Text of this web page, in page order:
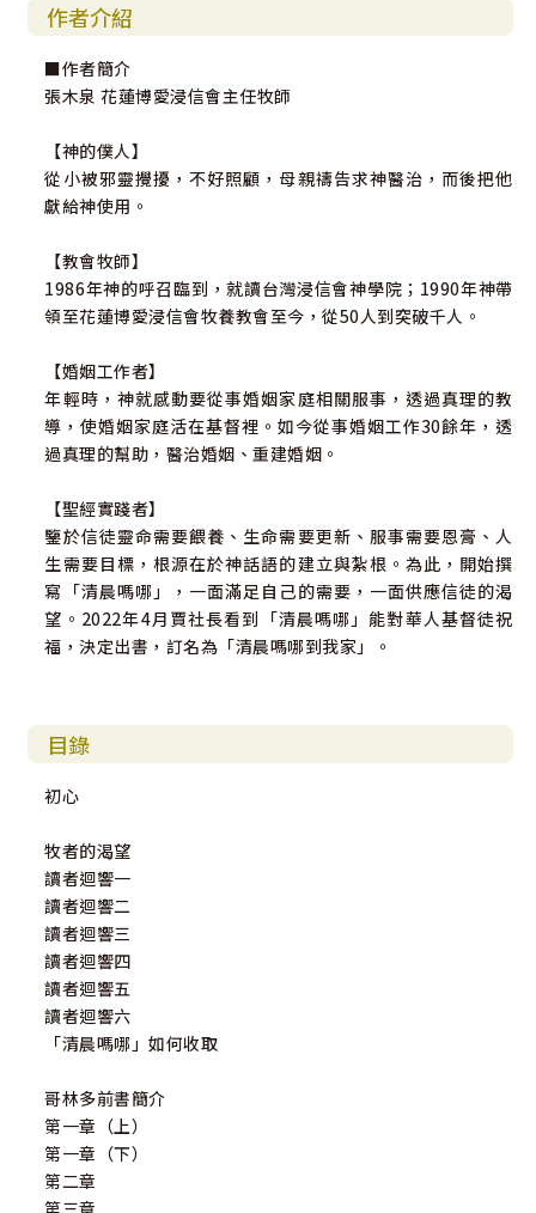
禱告，你當求神擴大你的禱告視野，常常求神的國和義，為
別人、教會、所住城市及國家社會的需要代禱，使你成為一
個被神所祝福的人。
⑥ 每日金句：你可以從每天所讀的經文中，挑出一段或一
讀它、背它、默想它，使它成為你今天的幫助。
⑦ 我的領受(我的行動)：在整個學習過程中，除了《清晨嗎
哪到我家》所提供的資料外，你還有其他的領受，可以把它
了這章經文後，挑戰自己所要採取的行動（至少一項）。
作者介紹
■作者簡介
張木泉 花蓮博愛浸信會主任牧師
【神的僕人】
從小被邪靈攪擾，不好照顧，母親禱告求神醫治，而後把他
獻給神使用。
【教會牧師】
1986年神的呼召臨到，就讀台灣浸信會神學院；1990年神帶
領至花蓮博愛浸信會牧養教會至今，從50人到突破千人。
【婚姻工作者】
年輕時，神就感動要從事婚姻家庭相關服事，透過真理的教
導，使婚姻家庭活在基督裡。如今從事婚姻工作30餘年，透
過真理的幫助，醫治婚姻、重建婚姻。
【聖經實踐者】
鑒於信徒靈命需要餵養、生命需要更新、服事需要恩膏、人
生需要目標，根源在於神話語的建立與紮根。為此，開始撰
寫「清晨嗎哪」，一面滿足自己的需要，一面供應信徒的渴
望。2022年4月賈社長看到「清晨嗎哪」能對華人基督徒祝
福，決定出書，訂名為「清晨嗎哪到我家」。
目錄
初心
牧者的渴望
讀者迴響一
讀者迴響二
讀者迴響三
讀者迴響四
讀者迴響五
讀者迴響六
「清晨嗎哪」如何收取
哥林多前書簡介
第一章（上）
第一章（下）
第二章